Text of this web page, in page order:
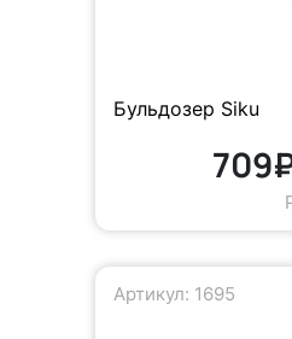
Бульдозер Siku
Артикул: 1695